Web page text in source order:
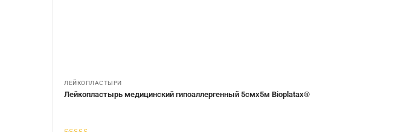
ЛЕЙКОПЛАСТЫРИ
Лейкопластырь медицинский гипоаллергенный 5смх5м Bioplatax®